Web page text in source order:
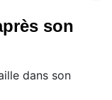
son
dans son